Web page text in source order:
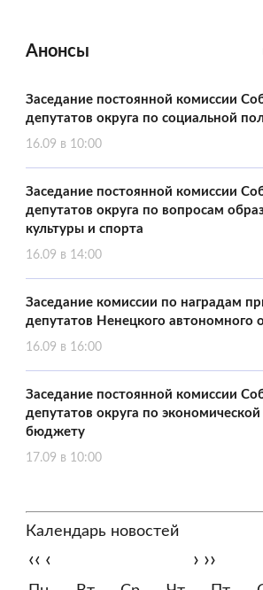
Анонсы
Заседание постоянной комиссии
депутатов округа по социальной
16.09 в 10:00
Заседание постоянной комиссии
депутатов округа по вопросам
культуры и спорта
16.09 в 14:00
Заседание комиссии по наградам
депутатов Ненецкого автономного
16.09 в 16:00
Заседание постоянной комиссии
депутатов округа по
бюджету
17.09 в 10:00
Календарь новостей
‹‹ ‹ › ››